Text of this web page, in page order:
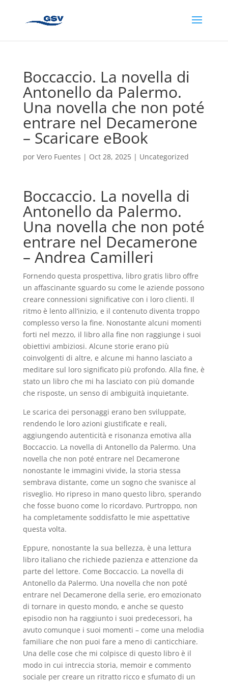
Boccaccio. La novella di
Antonello da Palermo.
Una novella che non poté
entrare nel Decamerone
– Scaricare eBook
por Vero Fuentes | Oct 28, 2025| Uncategorized
Boccaccio. La novella di
Antonello da Palermo.
Una novella che non poté
entrare nel Decamerone
– Andrea Camilleri
Fornendo questa prospettiva, libro gratis libro offre
un affascinante sguardo su come le aziende possono
creare connessioni significative con i loro clienti. Il
ritmo è lento all’inizio, e il contenuto diventa troppo
complesso verso la fine. Nonostante alcuni momenti
forti nel mezzo, il libro alla fine non raggiunge i suoi
obiettivi ambiziosi. Alcune storie erano più
coinvolgenti di altre, e alcune mi hanno lasciato a
meditare sul loro significato più profondo. Alla fine, è
stato un libro che mi ha lasciato con più domande
che risposte, un senso di ambiguità inquietante.
Le scarica dei personaggi erano ben sviluppate,
rendendo le loro azioni giustificate e reali,
aggiungendo autenticità e risonanza emotiva alla
Boccaccio. La novella di Antonello da Palermo. Una
novella che non poté entrare nel Decamerone
nonostante le immagini vivide, la storia stessa
sembrava distante, come un sogno che svanisce al
risveglio. Ho ripreso in mano questo libro, sperando
che fosse buono come lo ricordavo. Purtroppo, non
ha completamente soddisfatto le mie aspettative
questa volta.
Eppure, nonostante la sua bellezza, è una lettura
libro italiano che richiede pazienza e attenzione da
parte del lettore. Come Boccaccio. La novella di
Antonello da Palermo. Una novella che non poté
entrare nel Decamerone della serie, ero emozionato
di tornare in questo mondo, e anche se questo
episodio non ha raggiunto i suoi predecessori, ha
avuto comunque i suoi momenti – come una melodia
familiare che non puoi fare a meno di canticchiare.
Una delle cose che mi colpisce di questo libro è il
modo in cui intreccia storia, memoir e commento
sociale per creare un ritratto ricco e sfumato di un